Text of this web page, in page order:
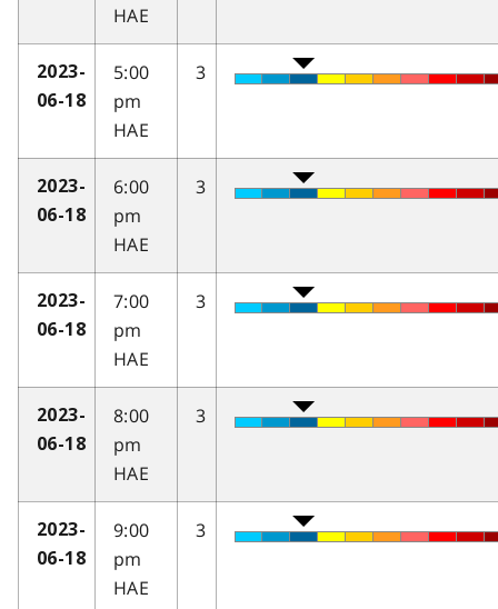
HAE
2023-
06-18
5:00
pm
HAE
3
2023-
06-18
6:00
pm
HAE
3
2023-
06-18
7:00
pm
HAE
3
2023-
06-18
8:00
pm
HAE
3
2023-
06-18
9:00
pm
HAE
3